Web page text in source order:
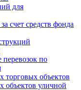
для
счет средств фонда
по
торговых объектов
объектов уличной